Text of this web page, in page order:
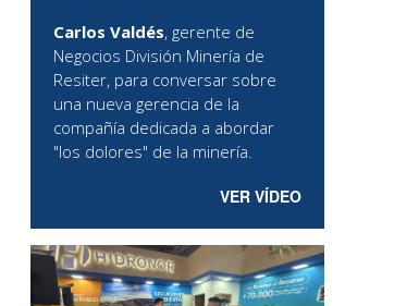
Carlos Valdés, gerente de
Negocios División Minería de
Resiter, para conversar sobre
una nueva gerencia de la
compañía dedicada a abordar
"los dolores" de la minería.
VER VÍDEO